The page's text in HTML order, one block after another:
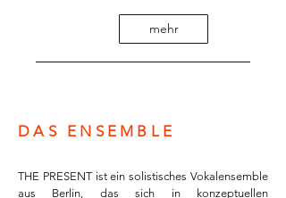
mehr
DAS ENSEMBLE
THE PRESENT ist ein solistisches Vokalensemble
aus Berlin, das sich in konzeptuellen